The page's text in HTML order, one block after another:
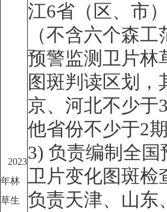
2023
年林
草生
江6省（区、市
（不含六个森
预警监测卫片林
图斑判读区划，
京、河北不少于
他省份不少于2
3) 负责编制全国
卫片变化图斑检
负责天津、山东